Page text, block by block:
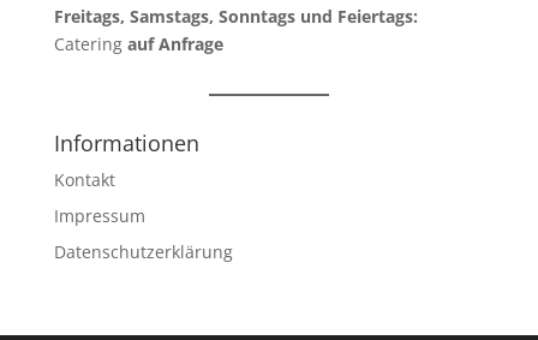
Freitags, Samstags, Sonntags und Feiertags:
Catering auf Anfrage
Informationen
Kontakt
Impressum
Datenschutzerklärung